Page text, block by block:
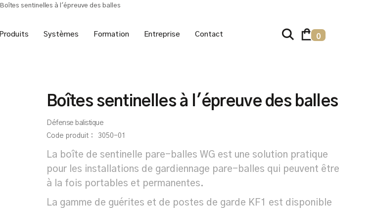
Boîtes sentinelles à l'épreuve des balles
Produits Systèmes Formation Entreprise Contact 0
Boîtes sentinelles à l'épreuve des balles
Défense balistique
Code produit :
3050-01
La boîte de sentinelle pare-balles WG est une solution pratique
pour les installations de gardiennage pare-balles qui peuvent être
à la fois portables et permanentes.
La gamme de guérites et de postes de garde KF1 est disponible